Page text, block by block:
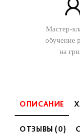
Мастер-
обучение
на
ОПИСАНИЕ
ОТЗЫВЫ (0)